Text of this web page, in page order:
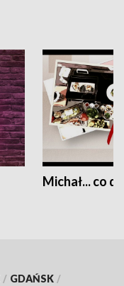
Michał... co
/ GDAŃSK /